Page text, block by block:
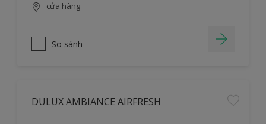
cửa hàng
So sánh
DULUX AMBIANCE AIRFRESH